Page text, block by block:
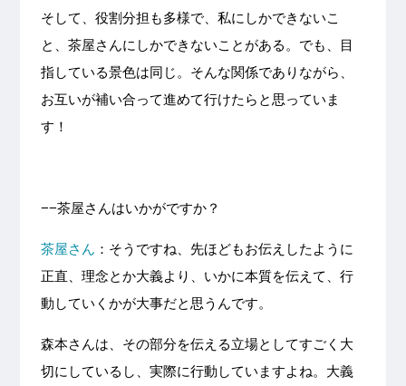
そして、役割分担も多様で、私にしかできないこ
と、茶屋さんにしかできないことがある。でも、目
指している景色は同じ。そんな関係でありながら、
お互いが補い合って進めて行けたらと思っていま
す！
−−茶屋さんはいかがですか？
茶屋さん ：そうですね、先ほどもお伝えしたように
正直、理念とか大義より、いかに本質を伝えて、行
動していくかが大事だと思うんです。
森本さんは、その部分を伝える立場としてすごく大
切にしているし、実際に行動していますよね。大義